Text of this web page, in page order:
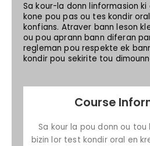
Sa kour-la donn linformasion ki
kone pou pas ou tes kondir
konfians. Atraver bann leson
ou pou aprann bann diferan
regleman pou respekte ek
kondir pou sekirite tou
Course
Sa kour la pou donn ou
bizin lor test kondir oral en